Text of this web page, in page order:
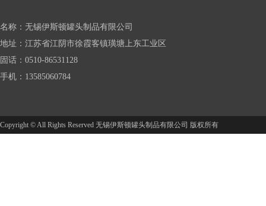
名称：无锡伊斯顿罐头制品有限公司
地址：江苏省江阴市徐霞客镇璜塘上东工业区
固话：0510-86531128
手机：13585060784
Copyright © All Rights Reserved 无锡伊斯顿罐头制品有限公司 版权所有